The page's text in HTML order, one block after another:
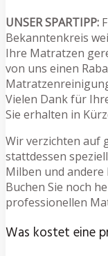
UNSER SPARTIPP:
Bekanntenkreis
Ihre Matratzen
von uns einen
Vielen Dank für
Sie erhalten in
Wir verzichten auf
stattdessen
Milben und
Buchen Sie noch
professionellen
Was kostet eine